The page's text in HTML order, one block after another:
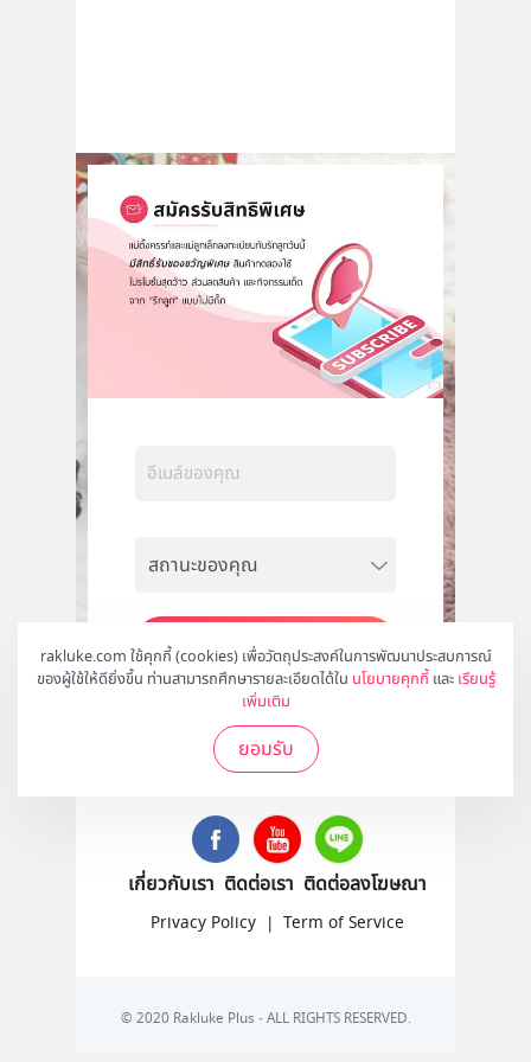
rakluke.com ใช้คุกกี้ (cookies) เพื่อวัตถุประสงค์ในการพัฒนาประสบการณ์
ของผู้ใช้ให้ดียิ่งขึ้น ท่านสามารถศึกษารายละเอียดได้ใน นโยบายคุกกี้ และ เรียนรู้
เพิ่มเติม
ยอมรับ
สมัคร
ติดตามเราได้ที่
เกี่ยวกับเรา ติดต่อเรา ติดต่อลงโฆษณา
Privacy Policy | Term of Service
© 2020 Rakluke Plus - ALL RIGHTS RESERVED.